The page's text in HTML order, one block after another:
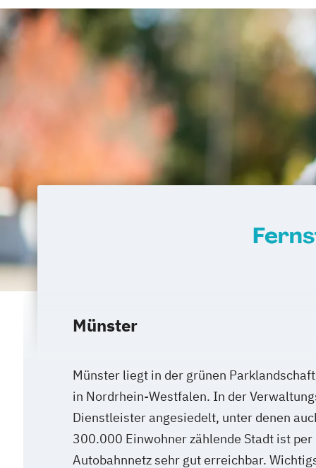
Münster
Münster liegt in der grünen
in Nordrhein-Westfalen. In der
Dienstleister angesiedelt, unter denen
300.000 Einwohner zählende Stadt ist per
Autobahnnetz sehr gut erreichbar.